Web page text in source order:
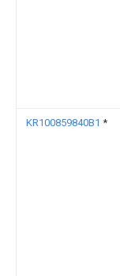
KR100859840B1 *